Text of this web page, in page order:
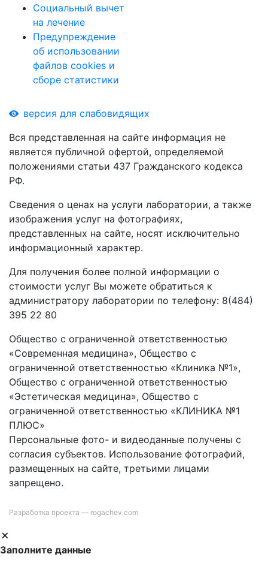
Социальный вычет
на лечение
Предупреждение
об использовании
файлов cookies и
сборе статистики
версия для слабовидящих
Вся представленная на сайте информация не
является публичной офертой, определяемой
положениями статьи 437 Гражданского кодекса
РФ.
Сведения о ценах на услуги лаборатории, а также
изображения услуг на фотографиях,
представленных на сайте, носят исключительно
информационный характер.
Для получения более полной информации о
стоимости услуг Вы можете обратиться к
администратору лаборатории по телефону: 8(484)
395 22 80
Общество с ограниченной ответственностью
«Современная медицина», Общество с
ограниченной ответственностью «Клиника №1»,
Общество с ограниченной ответственностью
«Эстетическая медицина», Общество с
ограниченной ответственностью «КЛИНИКА №1
ПЛЮС»
Персональные фото- и видеоданные получены с
согласия субъектов. Использование фотографий,
размещенных на сайте, третьими лицами
запрещено.
Разработка проекта — rogachev.com
Заполните данные